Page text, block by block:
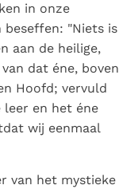
in onze
beseffen: "Niets is
aan de heilige,
dat éne, boven
Hoofd; vervuld
en het éne
wij eenmaal
van het mystieke